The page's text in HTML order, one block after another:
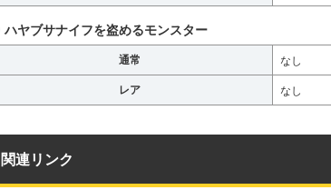
ハヤブサナイフを盗めるモンスター
通常 なし
レア なし
関連リンク